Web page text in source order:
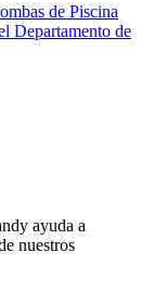
de Piscina
Departamento de
ayuda a
nuestros